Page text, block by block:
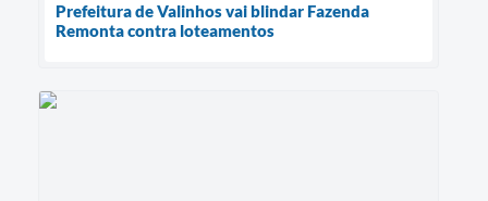
Prefeitura de Valinhos vai blindar Fazenda
Remonta contra loteamentos